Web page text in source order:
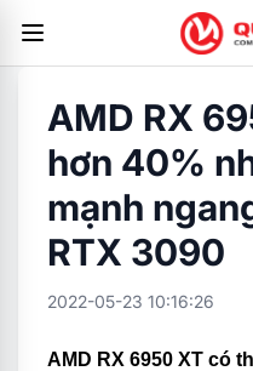
AMD RX
hơn 40%
mạnh
RTX 3090
2022-05-23 10:16:26
AMD RX 6950 XT có